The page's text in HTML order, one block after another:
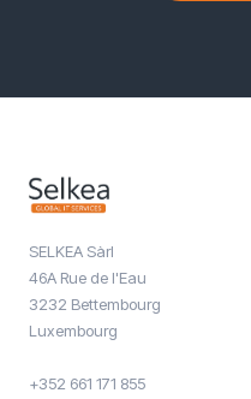
SELKEA Sàrl
46A Rue de l'Eau
3232 Bettembourg
Luxembourg
+352 661 171 855